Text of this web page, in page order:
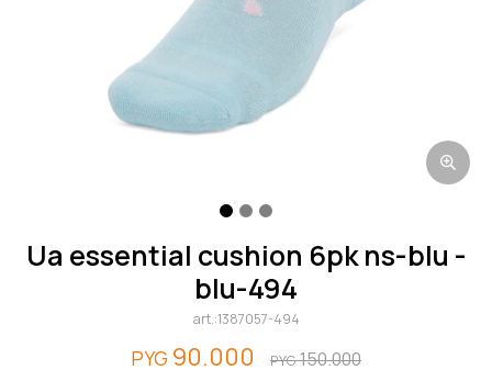
ua essential cushion 6pk ns-blu -
blu-494
1387057-494
PYG 90.000 PYG150.000